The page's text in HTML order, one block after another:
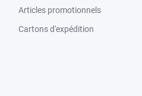
Articles promotionnels
Cartons d'expédition